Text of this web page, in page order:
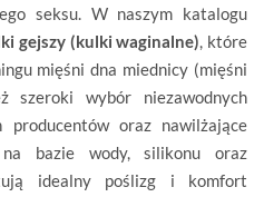
seksu. W naszym katalogu
gejszy (kulki waginalne), które
mięśni dna miednicy (mięśni
szeroki wybór niezawodnych
producentów oraz nawilżające
bazie wody, silikonu oraz
idealny poślizg i komfort